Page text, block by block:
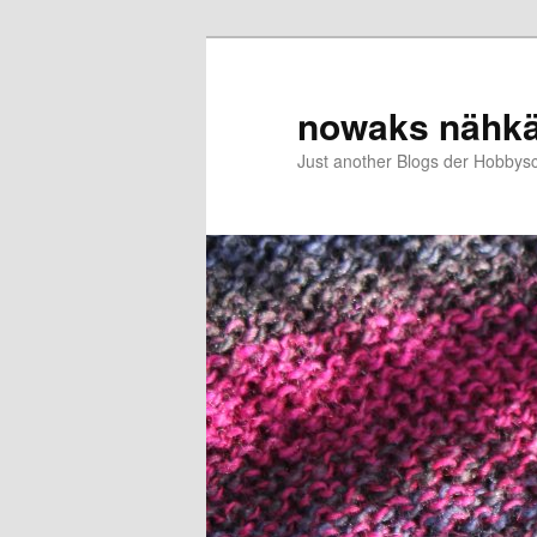
nowaks
Just another Blogs der